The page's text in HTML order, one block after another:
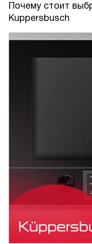
Почему стоит
Kuppersbusch